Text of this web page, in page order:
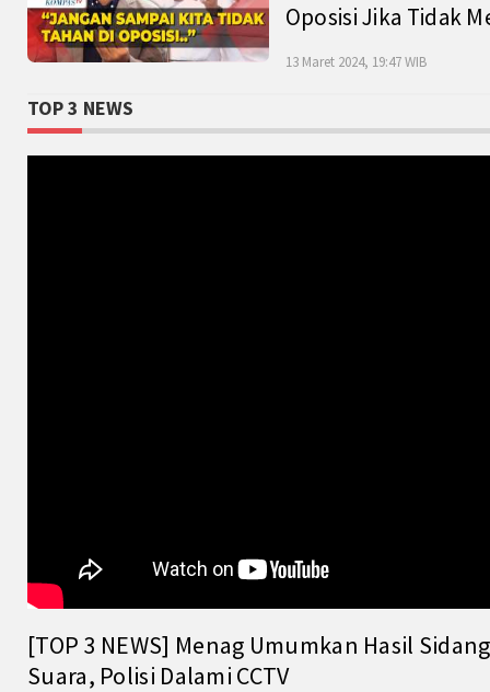
Oposisi Jika Tidak
13 Maret 2024, 19:47 WIB
TOP 3 NEWS
[TOP 3 NEWS] Menag Umumkan Hasil
Suara, Polisi Dalami CCTV